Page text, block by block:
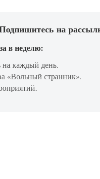
на
в неделю:
на каждый день.
«Вольный странник».